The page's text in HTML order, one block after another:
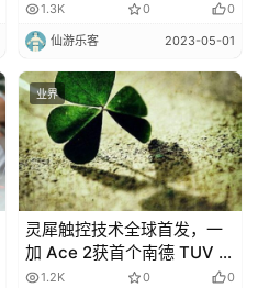
1.3K 0 0
仙游乐客 2023-05-01
业界
灵犀触控技术全球首发，一
加 Ace 2获首个南德 TUV 精
准触控 S 级认证
1.2K 0 0